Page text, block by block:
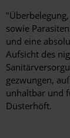
sowie
und eine
Aufsicht des
gezwungen,
unhaltbar und
Düsterhöft.